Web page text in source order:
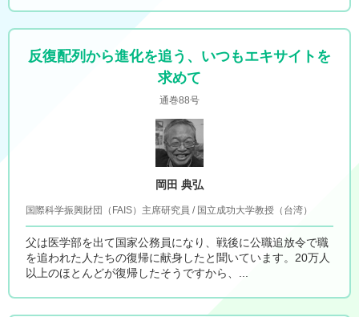
反復配列から進化を追う、いつもエキサイトを
求めて
通巻88号
岡田 典弘
国際科学振興財団（FAIS）主席研究員 / 国立成功大学教授（台湾）
父は医学部を出て国家公務員になり、戦後に公職追放令で職
を追われた人たちの復帰に献身したと聞いています。20万人
以上のほとんどが復帰したそうですから、...